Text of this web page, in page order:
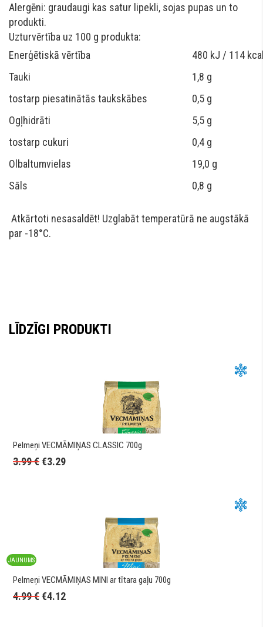
Alergēni: graudaugi kas satur lipekli, sojas pupas un to
produkti.
Uzturvērtība uz 100 g produkta:
Enerģētiskā vērtība
480 kJ / 114
Tauki
1,8 g
tostarp piesatinātās taukskābes
0,5 g
Ogļhidrāti
5,5 g
tostarp cukuri
0,4 g
Olbaltumvielas
19,0 g
Sāls
0,8 g
Atkārtoti nesasaldēt! Uzglabāt temperatūrā ne augstākā
par -18°C.
LĪDZĪGI PRODUKTI
Pelmeņi VECMĀMIŅAS CLASSIC 700g
3.29
€
3.99€
JAUNUMS
Pelmeņi VECMĀMIŅAS MINI ar tītara gaļu 700g
4.12
€
4.99€